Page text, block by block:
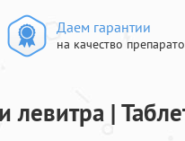
Даем гарантии
на качество
левитра |